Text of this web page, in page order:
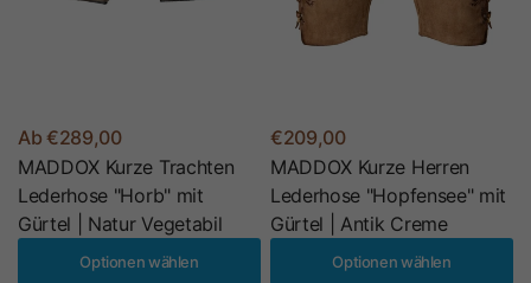
Ab €289,00
MADDOX Kurze Trachten
Lederhose "Horb" mit
Gürtel | Natur Vegetabil
Optionen wählen
€209,00
MADDOX Kurze Herren
Lederhose "Hopfensee" mit
Gürtel | Antik Creme
Optionen wählen